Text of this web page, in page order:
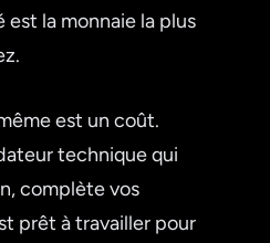
est la monnaie la plus
est un coût.
technique qui
complète vos
prêt à travailler pour